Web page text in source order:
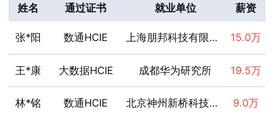
姓名 通过证书 就业单位 薪资
张*阳 数通HCIE 上海朋邦科技有限公司 15.0万
王*康 大数据HCIE 成都华为研究所 19.5万
林*铭 数通HCIE 北京神州新桥科技有限公司 9.0万